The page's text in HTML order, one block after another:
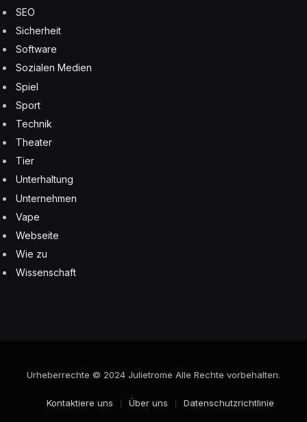
SEO
Sicherheit
Software
Sozialen Medien
Spiel
Sport
Technik
Theater
Tier
Unterhaltung
Unternehmen
Vape
Webseite
Wie zu
Wissenschaft
Urheberrechte © 2024 Julietrome Alle Rechte vorbehalten.
Kontaktiere uns Über uns Datenschutzrichtlinie